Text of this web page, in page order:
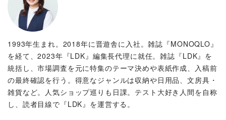
1993年生まれ。2018年に晋遊舎に入社。雑誌『MONOQLO』
を経て、2023年『LDK』編集長代理に就任。雑誌『LDK』を
統括し、市場調査を元に特集のテーマ決めや表紙作成、入稿前
の最終確認を行う。得意なジャンルは収納や日用品、文房具・
雑貨など。人気ショップ巡りも日課。テスト大好き人間を自称
し、読者目線で『LDK』を運営する。